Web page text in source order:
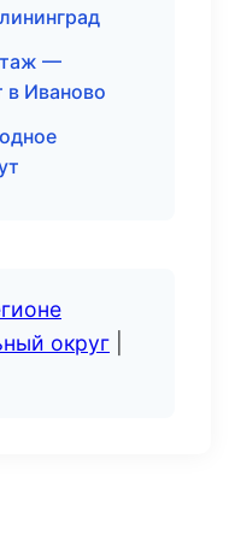
—
в Иваново
округ